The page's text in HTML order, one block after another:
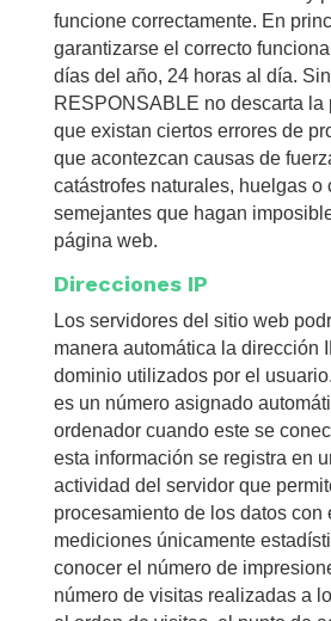
funcione correctamente. En
garantizarse el correcto
días del año, 24 horas al día.
RESPONSABLE no descarta
que existan ciertos errores de
que acontezcan causas de
catástrofes naturales, huelgas o
semejantes que hagan
página web.
Direcciones IP
Los servidores del sitio web
manera automática la dirección
dominio utilizados por el
es un número asignado
ordenador cuando este se
esta información se registra en
actividad del servidor que
procesamiento de los datos con
mediciones únicamente
conocer el número de
número de visitas realizadas a